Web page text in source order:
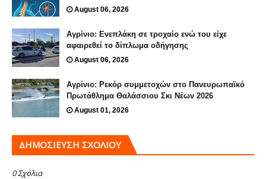
August 06, 2026
Αγρίνιο: Ενεπλάκη σε τροχαίο ενώ του είχε
αφαιρεθεί το δίπλωμα οδήγησης
August 06, 2026
Αγρίνιο: Ρεκόρ συμμετοχών στο Πανευρωπαϊκό
Πρωτάθλημα Θαλάσσιου Σκι Νέων 2026
August 01, 2026
ΔΗΜΟΣΊΕΥΣΗ ΣΧΟΛΊΟΥ
0 Σχόλια